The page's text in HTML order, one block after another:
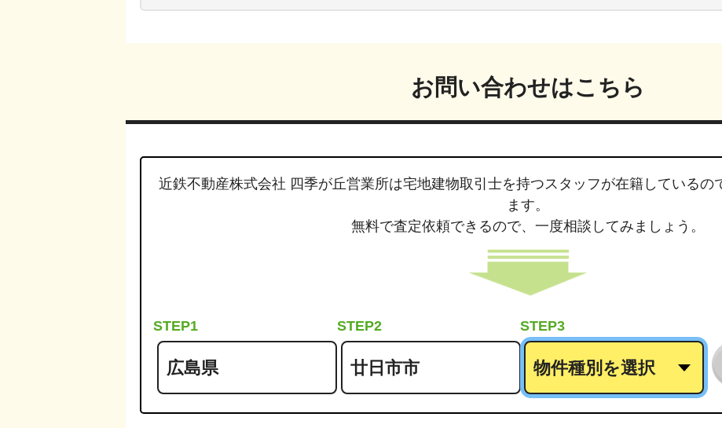
お問い合わせはこちら
近鉄不動産株式会社 四季が丘営業所は宅地建物取引士を持つスタッフが在籍しているの
ます。
無料で査定依頼できるので、 一度相談してみましょう。
STEP1 STEP2 STEP3